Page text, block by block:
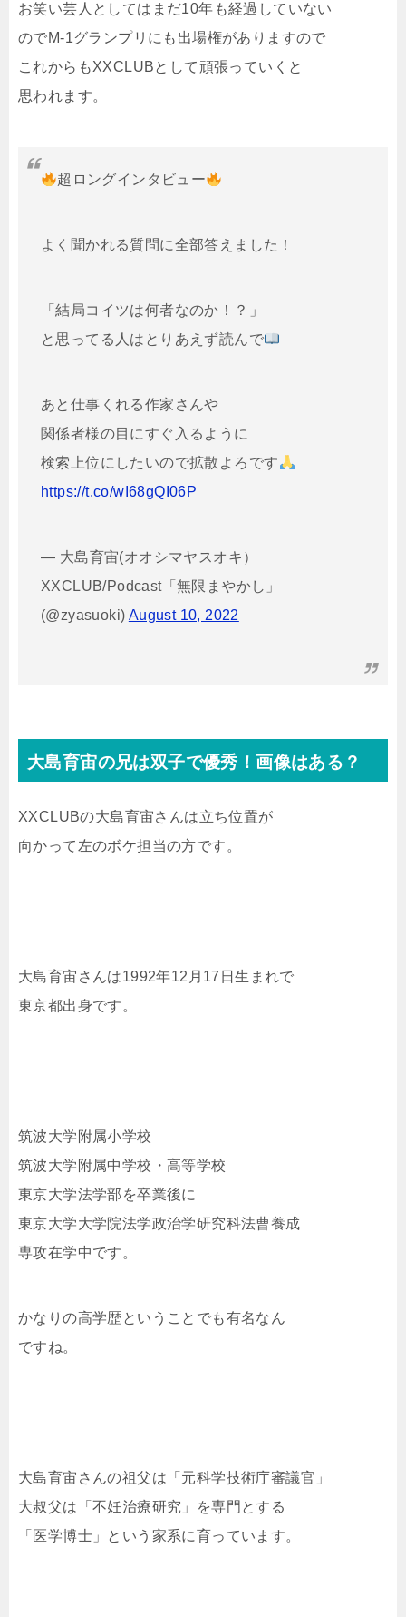
お笑い芸人としてはまだ10年も経過していない
のでM-1グランプリにも出場権がありますので
これからもXXCLUBとして頑張っていくと
思われます。
超ロングインタビュー
よく聞かれる質問に全部答えました！
「結局コイツは何者なのか！？」
と思ってる人はとりあえず読んで
あと仕事くれる作家さんや
関係者様の目にすぐ入るように
検索上位にしたいので拡散よろです
https://t.co/wI68gQI06P
— 大島育宙(オオシマヤスオキ）
XXCLUB/Podcast「無限まやかし」
(@zyasuoki) August 10, 2022
大島育宙の兄は双子で優秀！画像はある？
XXCLUBの大島育宙さんは立ち位置が
向かって左のボケ担当の方です。
大島育宙さんは1992年12月17日生まれで
東京都出身です。
筑波大学附属小学校
筑波大学附属中学校・高等学校
東京大学法学部を卒業後に
東京大学大学院法学政治学研究科法曹養成
専攻在学中です。
かなりの高学歴ということでも有名なん
ですね。
大島育宙さんの祖父は「元科学技術庁審議官」
大叔父は「不妊治療研究」を専門とする
「医学博士」という家系に育っています。